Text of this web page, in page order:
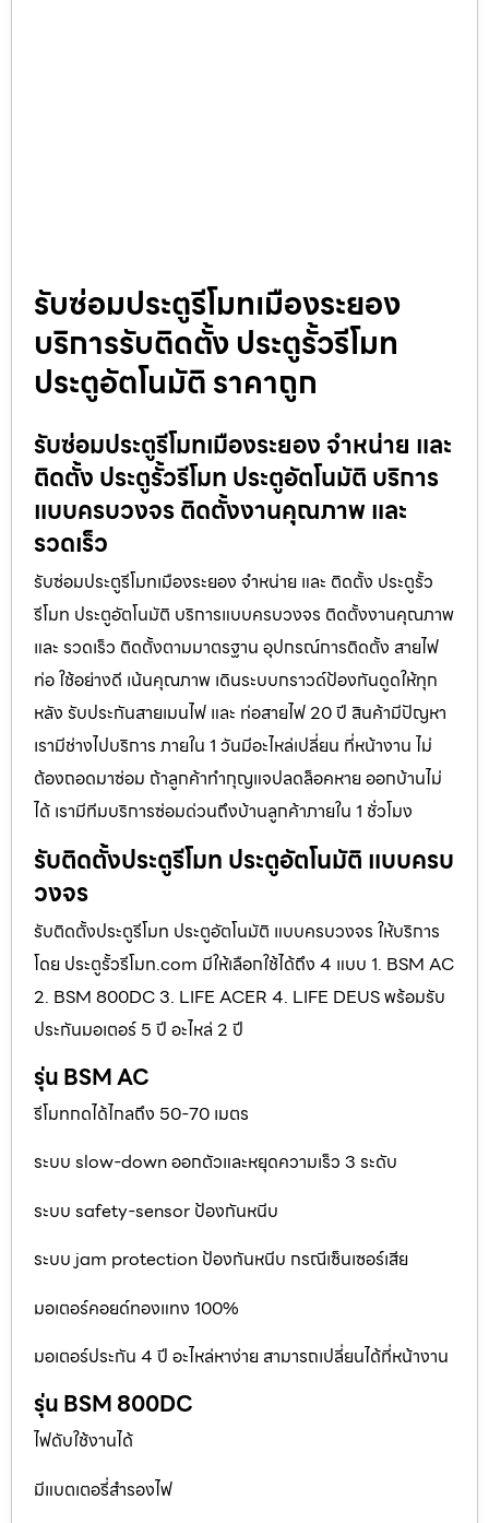
รับซ่อมประตูรีโมทเมืองระยอง
บริการรับติดตั้ง ประตูรั้วรีโมท
ประตูอัตโนมัติ ราคาถูก
รับซ่อมประตูรีโมทเมืองระยอง จำหน่าย และ
ติดตั้ง ประตูรั้วรีโมท ประตูอัตโนมัติ บริการ
แบบครบวงจร ติดตั้งงานคุณภาพ และ
รวดเร็ว
รับซ่อมประตูรีโมทเมืองระยอง จำหน่าย และ ติดตั้ง ประตูรั้ว
รีโมท ประตูอัตโนมัติ บริการแบบครบวงจร ติดตั้งงานคุณภาพ
และ รวดเร็ว ติดตั้งตามมาตรฐาน อุปกรณ์การติดตั้ง สายไฟ
ท่อ ใช้อย่างดี เน้นคุณภาพ เดินระบบกราวด์ป้องกันดูดให้ทุก
หลัง รับประกันสายเมนไฟ และ ท่อสายไฟ 20 ปี สินค้ามีปัญหา
เรามีช่างไปบริการ ภายใน 1 วันมีอะไหล่เปลี่ยน ที่หน้างาน ไม่
ต้องถอดมาซ่อม ถ้าลูกค้าทำกุญแจปลดล็อคหาย ออกบ้านไม่
ได้ เรามีทีมบริการซ่อมด่วนถึงบ้านลูกค้าภายใน 1 ชั่วโมง
รับติดตั้งประตูรีโมท ประตูอัตโนมัติ แบบครบ
วงจร
รับติดตั้งประตูรีโมท ประตูอัตโนมัติ แบบครบวงจร ให้บริการ
โดย ประตูรั้วรีโมท.com มีให้เลือกใช้ได้ถึง 4 แบบ 1. BSM AC
2. BSM 800DC 3. LIFE ACER 4. LIFE DEUS พร้อมรับ
ประกันมอเตอร์ 5 ปี อะไหล่ 2 ปี
รุ่น BSM AC
รีโมทกดได้ไกลถึง 50-70 เมตร
ระบบ slow-down ออกตัวและหยุดความเร็ว 3 ระดับ
ระบบ safety-sensor ป้องกันหนีบ
ระบบ jam protection ป้องกันหนีบ กรณีเซ็นเซอร์เสีย
มอเตอร์คอยด์ทองแทง 100%
มอเตอร์ประกัน 4 ปี อะไหล่หาง่าย สามารถเปลี่ยนได้ที่หน้างาน
รุ่น BSM 800DC
ไฟดับใช้งานได้
มีแบตเตอรี่สำรองไฟ